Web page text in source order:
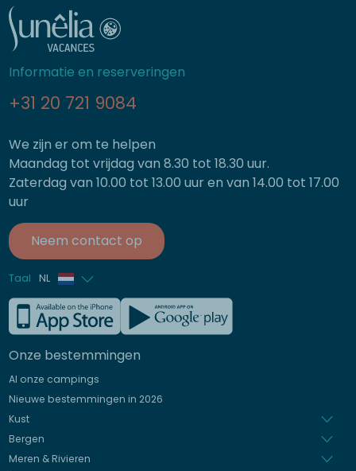
Informatie en reserveringen
+31 20 721 9084
We zijn er om te helpen
Maandag tot vrijdag van 8.30 tot 18.30 uur.
Zaterdag van 10.00 tot 13.00 uur en van 14.00 tot 17.00
uur
Neem contact op
Taal NL
Frans
Engels
Duits
Italiaans
Onze bestemmingen
Al onze campings
Nieuwe bestemmingen in 2026
Kust
Bergen
Meren & Rivieren